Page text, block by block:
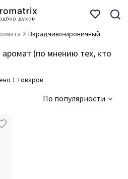
Вкрадчиво-ироничный
(по мнению тех, кто
1 товаров
По популярности